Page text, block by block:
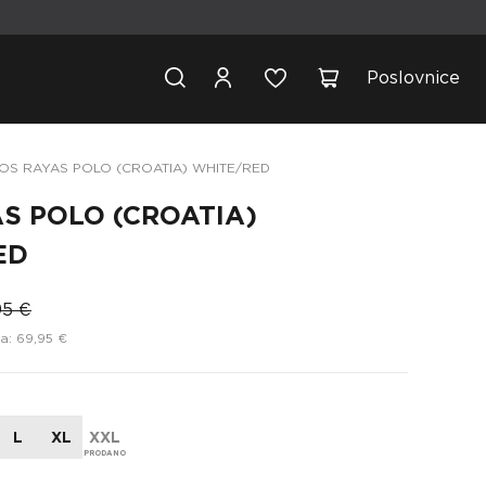
Poslovnice
RAYAS POLO (CROATIA) WHITE/RED
POLO (CROATIA)
€
69,95 €
L XL
XXL